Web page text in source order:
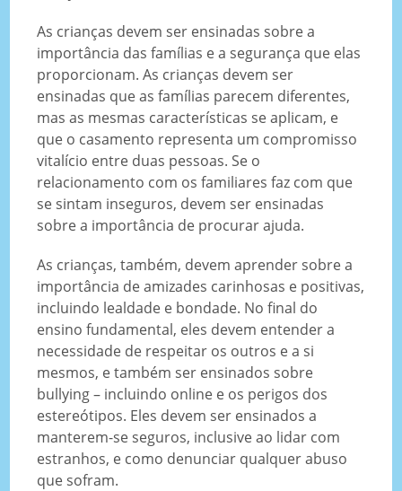
As crianças devem ser ensinadas sobre a
importância das famílias e a segurança que elas
proporcionam. As crianças devem ser
ensinadas que as famílias parecem diferentes,
mas as mesmas características se aplicam, e
que o casamento representa um compromisso
vitalício entre duas pessoas. Se o
relacionamento com os familiares faz com que
se sintam inseguros, devem ser ensinadas
sobre a importância de procurar ajuda.
As crianças, também, devem aprender sobre a
importância de amizades carinhosas e positivas,
incluindo lealdade e bondade. No final do
ensino fundamental, eles devem entender a
necessidade de respeitar os outros e a si
mesmos, e também ser ensinados sobre
bullying – incluindo online e os perigos dos
estereótipos. Eles devem ser ensinados a
manterem-se seguros, inclusive ao lidar com
estranhos, e como denunciar qualquer abuso
que sofram.